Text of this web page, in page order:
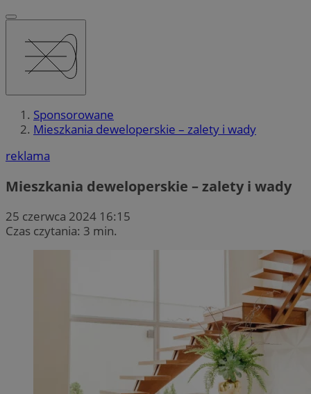
Sponsorowane
Mieszkania deweloperskie – zalety i wady
reklama
Mieszkania deweloperskie – zalety i wady
25 czerwca 2024 16:15
Czas czytania: 3 min.